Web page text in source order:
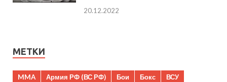
20.12.2022
МЕТКИ
MMA Армия РФ (ВС РФ) Бои Бокс
ВСУ